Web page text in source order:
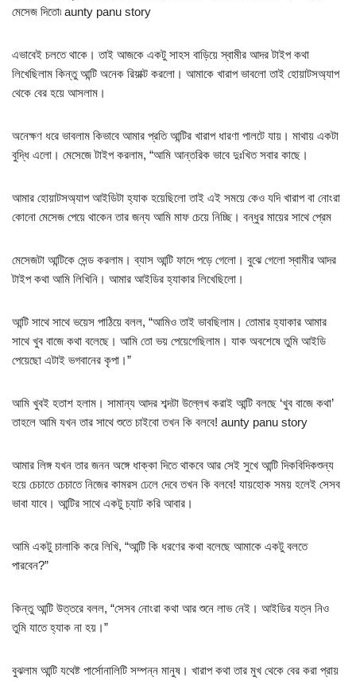
মেসেজ দিতো৷ aunty panu story
এভাবেই চলতে থাকে। তাই আজকে একটু সাহস বাড়িয়ে স্বামীর আদর টাইপ কথা
লিখেছিলাম কিন্তু আন্টি অনেক রিয়াক্ট করলো। আমাকে খারাপ ভাবলো তাই হোয়াটসঅ্যাপ
থেকে বের হয়ে আসলাম।
অনেক্ষণ ধরে ভাবলাম কিভাবে আমার প্রতি আন্টির খারাপ ধারণা পালটে যায়। মাথায় একটা
বুদ্ধি এলো। মেসেজে টাইপ করলাম, “আমি আন্তরিক ভাবে দুঃখিত সবার কাছে।
আমার হোয়াটসঅ্যাপ আইডিটা হ্যাক হয়েছিলো তাই এই সময়ে কেও যদি খারাপ বা নোংরা
কোনো মেসেজ পেয়ে থাকেন তার জন্য আমি মাফ চেয়ে নিচ্ছি। বন্ধুর মায়ের সাথে প্রেম
মেসেজটা আন্টিকে সেন্ড করলাম। ব্যাস আন্টি ফাদে পড়ে গেলো। বুঝে গেলো স্বামীর আদর
টাইপ কথা আমি লিখিনি। আমার আইডির হ্যাকার লিখেছিলো।
আন্টি সাথে সাথে ভয়েস পাঠিয়ে বলল, “আমিও তাই ভাবছিলাম। তোমার হ্যাকার আমার
সাথে খুব বাজে কথা বলেছে। আমি তো ভয় পেয়েগেছিলাম। যাক অবশেষে তুমি আইডি
পেয়েছো এটাই ভগবানের কৃপা।”
আমি খুবই হতাশ হলাম। সামান্য আদর শব্দটা উল্লেখ করাই আন্টি বলছে ‘খুব বাজে কথা’
তাহলে আমি যখন তার সাথে শুতে চাইবো তখন কি বলবে! aunty panu story
আমার লিঙ্গ যখন তার জনন অঙ্গে ধাক্কা দিতে থাকবে আর সেই সুখে আন্টি দিকবিদিকশুন্য
হয়ে চেচাতে চেচাতে নিজের কামরস ঢেলে দেবে তখন কি বলবে! যায়হোক সময় হলেই সেসব
ভাবা যাবে। আন্টির সাথে একটু চ্যাট করি আবার।
আমি একটু চালাকি করে লিখি, “আন্টি কি ধরণের কথা বলেছে আমাকে একটু বলতে
পারবেন?”
কিন্তু আন্টি উত্তরে বলল, “সেসব নোংরা কথা আর শুনে লাভ নেই। আইডির যত্ন নিও
তুমি যাতে হ্যাক না হয়।”
বুঝলাম আন্টি যথেষ্ট পার্সোনালিটি সম্পন্ন মানুষ। খারাপ কথা তার মুখ থেকে বের করা প্রায়